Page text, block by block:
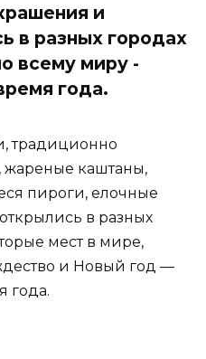
и
в разных городах
всему миру -
года.
традиционно
каштаны,
пироги, елочные
в разных
мест в мире,
и Новый год —
года.